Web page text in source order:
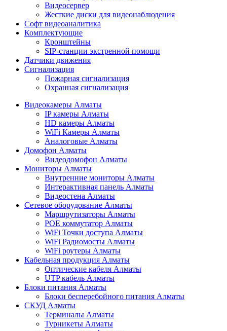
Видеосервер
Жесткие диски для видеонаблюдения
Софт видеоаналитика
Комплектующие
Кронштейны
SIP-станции экстренной помощи
Датчики движения
Сигнализация
Пожарная сигнализация
Охранная сигнализация
Видеокамеры Алматы
IP камеры Алматы
HD камеры Алматы
WiFi Камеры Алматы
Аналоговые Алматы
Домофон Алматы
Видеодомофон Алматы
Мониторы Алматы
Внутренние мониторы Алматы
Интерактивная панель Алматы
Видеостена Алматы
Сетевое оборудование Алматы
Маршрутизаторы Алматы
POE коммутатор Алматы
WiFi Точки доступа Алматы
WiFi Радиомосты Алматы
WiFi роутеры Алматы
Кабельная продукция Алматы
Оптические кабеля Алматы
UTP кабель Алматы
Блоки питания Алматы
Блоки бесперебойного питания Алматы
СКУД Алматы
Терминалы Алматы
Турникеты Алматы